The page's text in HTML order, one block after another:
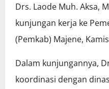
Drs. Laode Muh. Aksa,
kunjungan kerja ke
(Pemkab) Majene,
Dalam kunjungannya,
koordinasi dengan